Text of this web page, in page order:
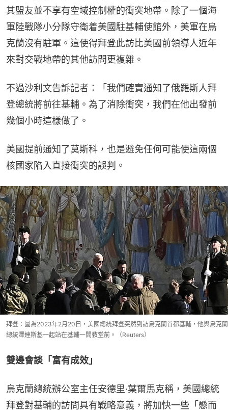
其盟友並不享有空域控制權的衝突地帶。除了一個海
軍陸戰隊小分隊守衛着美國駐基輔使館外，美軍在烏
克蘭沒有駐軍。這使得拜登此訪比美國前領導人近年
來對交戰地帶的其他訪問更複雜。
不過沙利文告訴記者：「我們確實通知了俄羅斯人拜
登總統將前往基輔。為了消除衝突，我們在他出發前
幾個小時這樣做了。
美國提前通知了莫斯科，也是避免任何可能使這兩個
核國家陷入直接衝突的誤判。
拜登：圖為2023年2月20日，美國總統拜登突然到訪烏克蘭首都基輔，他與烏克蘭
總統澤連斯基一起站在基輔一間教堂前。（Reuters）
雙邊會談「富有成效」
烏克蘭總統辦公室主任安德里·葉爾馬克稱，美國總統
拜登對基輔的訪問具有戰略意義，將加快一些「懸而